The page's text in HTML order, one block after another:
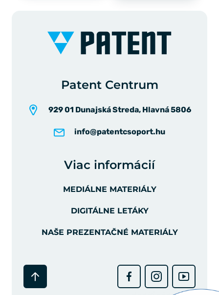
Patent Centrum
929 01 Dunajská Streda, Hlavná 5806
info@patentcsoport.hu
Viac informácií
MEDIÁLNE MATERIÁLY
DIGITÁLNE LETÁKY
NAŠE PREZENTAČNÉ MATERIÁLY